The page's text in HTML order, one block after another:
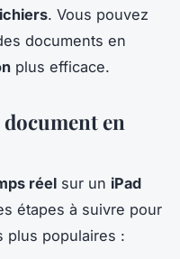
. Vous pouvez
documents en
plus efficace.
en
réel sur un iPad
étapes à suivre pour
plus populaires :